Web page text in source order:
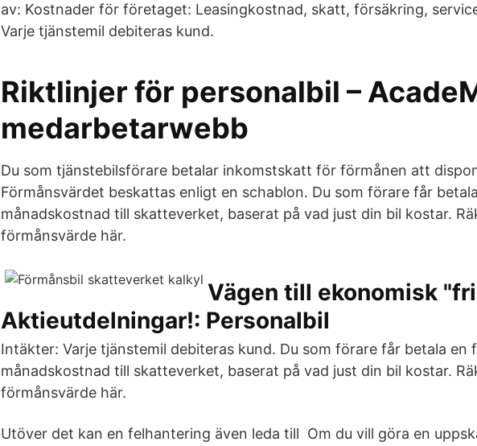
av: Kostnader för företaget: Leasingkostnad, skatt, försäkring,
Varje tjänstemil debiteras kund.
Riktlinjer för personalbil –
medarbetarwebb
Du som tjänstebilsförare betalar inkomstskatt för förmånen att
Förmånsvärdet beskattas enligt en schablon. Du som förare får
månadskostnad till skatteverket, baserat på vad just din bil kostar.
förmånsvärde här.
Vägen till ekonomisk
Aktieutdelningar!: Personalbil
Intäkter: Varje tjänstemil debiteras kund. Du som förare får betala en
månadskostnad till skatteverket, baserat på vad just din bil kostar.
förmånsvärde här.
Utöver det kan en felhantering även leda till Om du vill göra en